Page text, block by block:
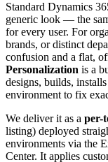
Standard Dynamics
generic look — the
for every user. For
brands, or distinct
confusion and a flat,
Personalization is a
designs, builds,
environment to fix
We deliver it as a per-
listing) deployed
environments via the
Center. It applies